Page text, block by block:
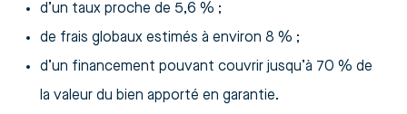
d’un taux proche de 5,6 % ;
de frais globaux estimés à environ 8 % ;
d’un financement pouvant couvrir jusqu’à 70 % de
la valeur du bien apporté en garantie.